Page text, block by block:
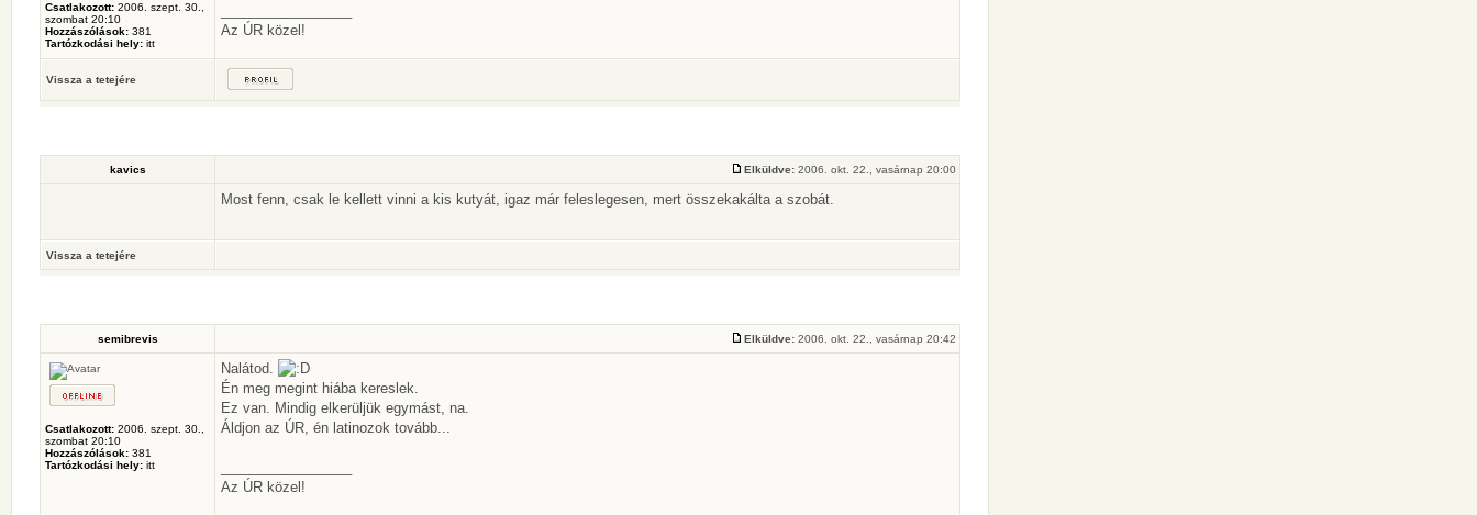
Csatlakozott: 2006. szept. 30.,
szombat 20:10
Hozzászólások: 381
Tartózkodási hely: itt
Az ÚR közel!
Vissza a tetejére
kavics Elküldve: 2006. okt. 22., vasárnap 20:00
Most fenn, csak le kellett vinni a kis kutyát, igaz már feleslegesen, mert összekakálta a szobát.
Vissza a tetejére
semibrevis Elküldve: 2006. okt. 22., vasárnap 20:42
Csatlakozott: 2006. szept. 30.,
szombat 20:10
Hozzászólások: 381
Tartózkodási hely: itt
Nalátod.
Én meg megint hiába kereslek.
Ez van. Mindig elkerüljük egymást, na.
Áldjon az ÚR, én latinozok tovább...
Az ÚR közel!